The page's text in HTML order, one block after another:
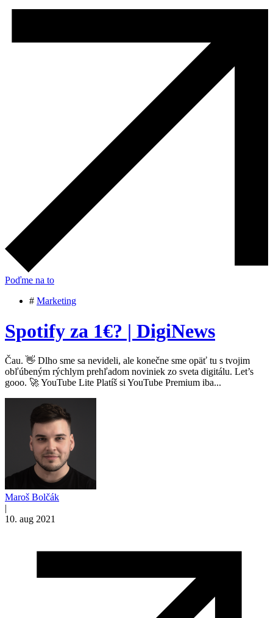
Poďme na to
# Marketing
Spotify za 1€? | DigiNews
Čau. 👋 Dlho sme sa nevideli, ale konečne sme opäť tu s tvojim
obľúbeným rýchlym prehľadom noviniek zo sveta digitálu. Let’s
gooo. 🚀 YouTube Lite Platíš si YouTube Premium iba...
Maroš Bolčák
|
10. aug 2021